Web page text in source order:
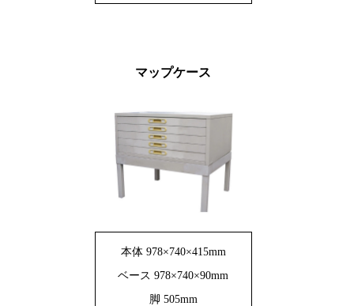
マップケース
本体 978×740×415mm
ベース 978×740×90mm
脚 505mm